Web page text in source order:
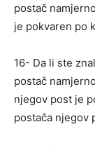
postač
je pokvaren po
16- Da li ste
postač
njegov post je
postača njegov